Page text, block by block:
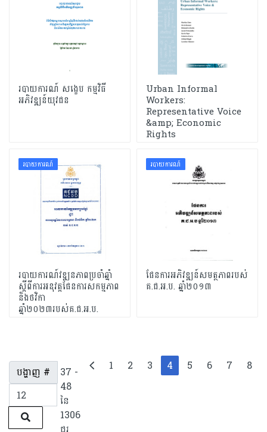
របាយការណ៍ សង្ខេប កម្មវិធី
អភិវឌ្ឍន៍យុវជន
Urban Informal
Workers:
Representative Voice
&amp; Economic
Rights
របាយការណ៍
របាយការណ៍វឌ្ឍនភាពប្រចាំឆ្នាំ
ស្តីពីការអនុវត្តផែនការសកម្មភាព
និងថវិកា
ឆ្នាំ២០២៣របស់គ.ជ.អ.ប.
របាយការណ៍
ផែនការអភិវឌ្ឍន៍សមត្ថភាពរបស់
គ.ជ.អ.ប. ឆ្នាំ២០១៣
បង្ហាញ #
37 -
48
នៃ
1306
1 2 3 4 5 6 7 8